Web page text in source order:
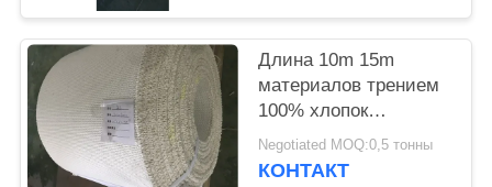
Длина 10m 15m
материалов трением
100% хлопок
промышленная 20m
доступная
Negotiated MOQ:0,5 тонны
КОНТАКТ